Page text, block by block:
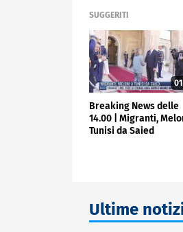
SUGGERITI
Breaking News delle
14.00 | Migranti,
Tunisi da Saied
Ultime